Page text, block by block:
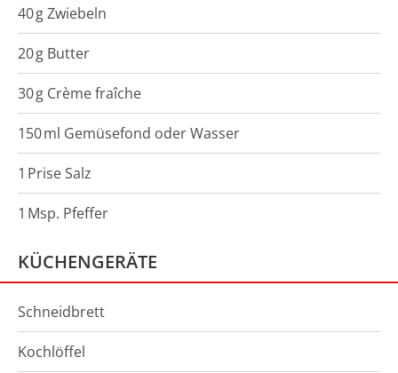
40gZwiebeln
20g Butter
30g Crème fraîche
150ml Gemüsefond oder Wasser
1 PriseSalz
1 Msp. Pfeffer
KÜCHENGERÄTE
Schneidbrett
Kochlöffel